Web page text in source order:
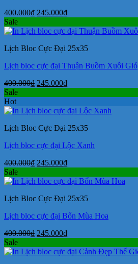
400.000₫ Giá
là:
245.000₫Giá
tại
245.000₫.
Sale
Lịch Bloc Cực Đại 25x35
Lịch bloc cực đại Thuận Buồm Xuôi Gió
400.000₫ Giá
400.000₫.
245.000₫Giá
là:
Sale
Hot
Lịch Bloc Cực Đại 25x35
Lịch bloc cực đại Lộc Xanh
400.000₫ Giá
là:
245.000₫Giá
tại
245.000₫.
Sale
Lịch Bloc Cực Đại 25x35
Lịch bloc cực đại Bốn Mùa Hoa
400.000₫ Giá
là:
245.000₫Giá
tại
Sale